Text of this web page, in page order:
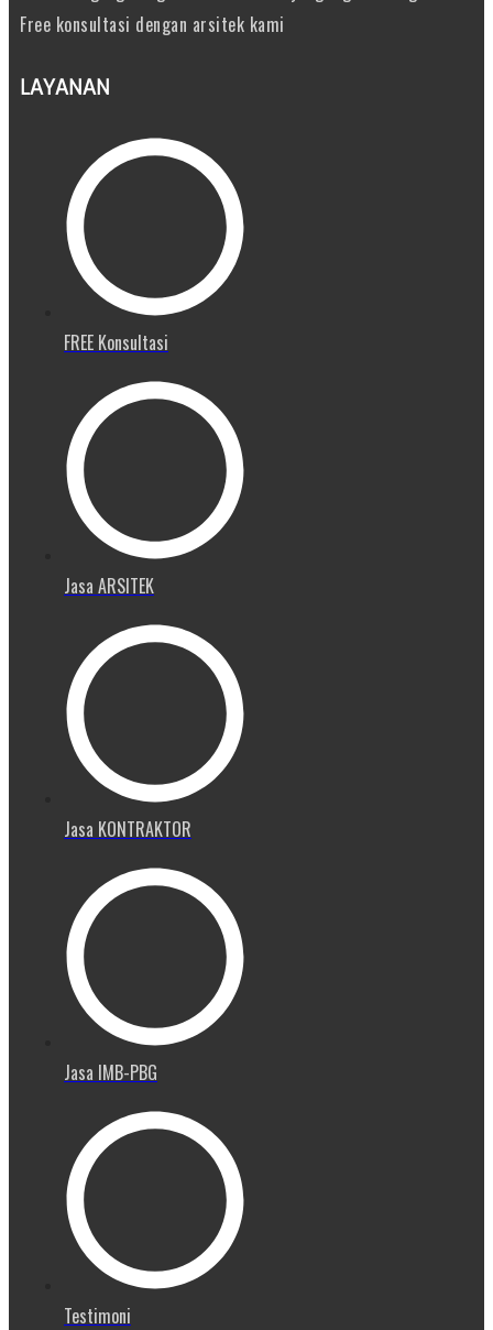
Free konsultasi dengan arsitek kami
LAYANAN
FREE Konsultasi
Jasa ARSITEK
Jasa KONTRAKTOR
Jasa IMB-PBG
Testimoni